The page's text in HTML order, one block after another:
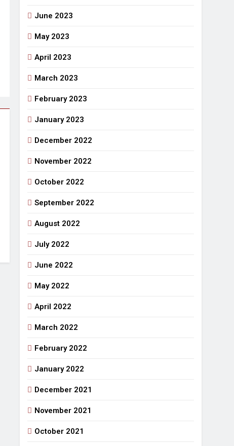
June 2023
May 2023
April 2023
March 2023
February 2023
January 2023
December 2022
November 2022
October 2022
September 2022
August 2022
July 2022
June 2022
May 2022
April 2022
March 2022
February 2022
January 2022
December 2021
November 2021
October 2021